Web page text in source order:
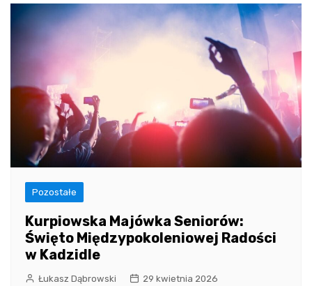
Pozostałe
Kurpiowska Majówka Seniorów:
Święto Międzypokoleniowej Radości
w Kadzidle
Łukasz Dąbrowski 29 kwietnia 2026